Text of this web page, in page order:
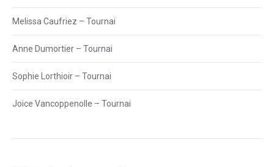
Melissa Caufriez – Tournai
Anne Dumortier – Tournai
Sophie Lorthioir – Tournai
Joice Vancoppenolle – Tournai